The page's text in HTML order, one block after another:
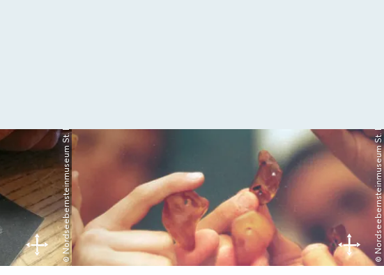
© Nordseebernsteinmuseum St. Peter-Ording © Nordseebernsteinmuseum St. Peter-Ording